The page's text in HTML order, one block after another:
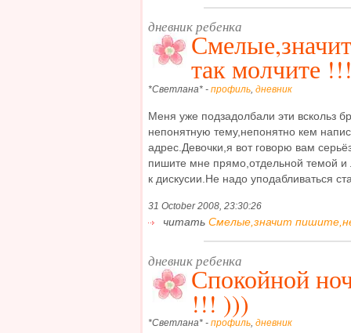
дневник ребенка
так молчите
*Светлана* - профиль, дневник
Меня уже подзадолбали эти вскольз
непонятную тему,непонятно кем
адрес.Девочки,я вот говорю вам
пишите мне прямо,отдельной темой и
к дискусии.Не надо уподабливаться
31 October 2008, 23:30:26
читать Смелые,значит
дневник ребенка
Спокойной
!!! )))
*Светлана* - профиль, дневник